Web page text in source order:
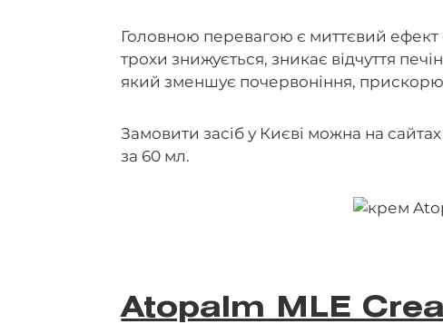
Головною перевагою є миттєвий ефект
трохи знижується, зникає відчуття
який зменшує почервоніння,
Замовити засіб у Києві можна на
за 60 мл.
Atopalm MLE